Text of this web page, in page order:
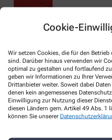
Cookie-
Wir setzen Cookies, die für den
sind. Darüber hinaus verwenden wir
optimal zu gestalten und fortlaufend
geben wir Informationen zu Ihrer
Drittanbieter weiter. Soweit dabei
denen kein angemessenes
Einwilligung zur Nutzung dieser
diesen Ländern gem. Artikel 49 Abs. 1
können Sie unserer
Nachweis Ihrer
Wenn Sie einen Ausweis über
Zuzahlung haben, können wir
müssen Ihren Ausweis nicht